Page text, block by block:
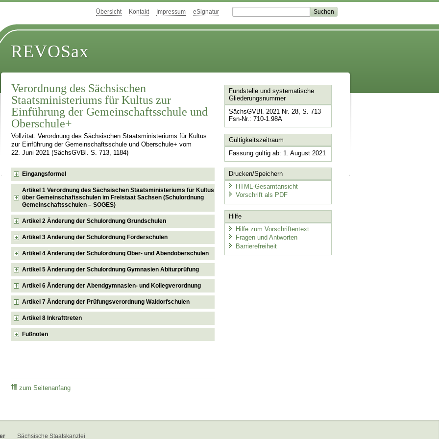
Übersicht Kontakt Impressum eSignatur
REVOSax
Verordnung des Sächsischen
Staatsministeriums für Kultus zur
Einführung der Gemeinschaftsschule und
Oberschule+
Vollzitat: Verordnung des Sächsischen Staatsministeriums für Kultus
zur Einführung der Gemeinschaftsschule und Oberschule+ vom
22. Juni 2021 (SächsGVBl. S. 713, 1184)
Eingangsformel
Artikel 1 Verordnung des Sächsischen Staatsministeriums für Kultus
über Gemeinschaftsschulen im Freistaat Sachsen (Schulordnung
Gemeinschaftsschulen – SOGES)
Artikel 2 Änderung der Schulordnung Grundschulen
Artikel 3 Änderung der Schulordnung Förderschulen
Artikel 4 Änderung der Schulordnung Ober- und Abendoberschulen
Artikel 5 Änderung der Schulordnung Gymnasien Abiturprüfung
Artikel 6 Änderung der Abendgymnasien- und Kollegverordnung
Artikel 7 Änderung der Prüfungsverordnung Waldorfschulen
Artikel 8 Inkrafttreten
Fußnoten
zum Seitenanfang
Fundstelle und systematische
Gliederungsnummer
SächsGVBl. 2021 Nr. 28, S. 713
Fsn-Nr.: 710-1.98A
Gültigkeitszeitraum
Fassung gültig ab: 1. August 2021
Drucken/Speichern
HTML-Gesamtansicht
Vorschrift als PDF
Hilfe
Hilfe zum Vorschriftentext
Fragen und Antworten
Barrierefreiheit
Sächsische Staatskanzlei